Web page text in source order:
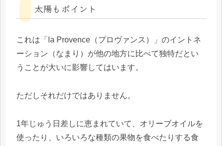
太陽もポイント
これは「la Provence（プロヴァンス）」のイントネ
ーション（なまり）が他の地方に比べて独特だとい
うことが大いに影響してはいます。
ただしそれだけではありません。
1年じゅう日差しに恵まれていて、オリーブオイルを
使ったり、いろいろな種類の果物を食べたりする食